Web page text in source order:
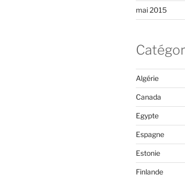
mai 2015
Algérie
Canada
Egypte
Espagne
Estonie
Finlande